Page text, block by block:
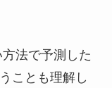
法で予測した
ことも理解し